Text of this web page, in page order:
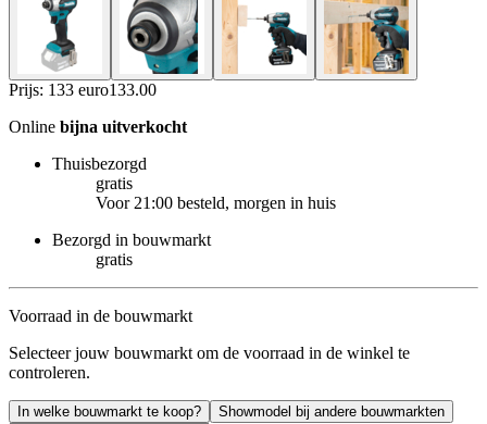
Prijs: 133 euro133.00
Online bijna uitverkocht
Thuisbezorgd
gratis
Voor 21:00 besteld, morgen in huis
Bezorgd in bouwmarkt
gratis
Voorraad in de bouwmarkt
Selecteer jouw bouwmarkt om de voorraad in de winkel te
controleren.
In welke bouwmarkt te koop? Showmodel bij andere bouwmarkten